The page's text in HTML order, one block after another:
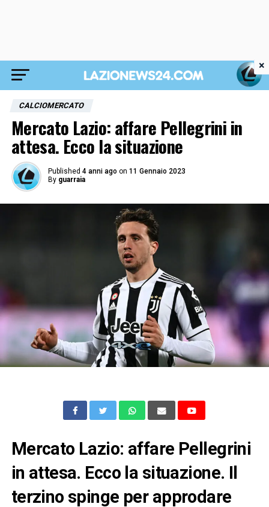
CALCIOMERCATO
Mercato Lazio: affare Pellegrini in
attesa. Ecco la situazione
Published 4 anni ago on 11 Gennaio 2023
By guarraia
Mercato Lazio: affare Pellegrini
in attesa. Ecco la situazione. Il
terzino spinge per approdare
×